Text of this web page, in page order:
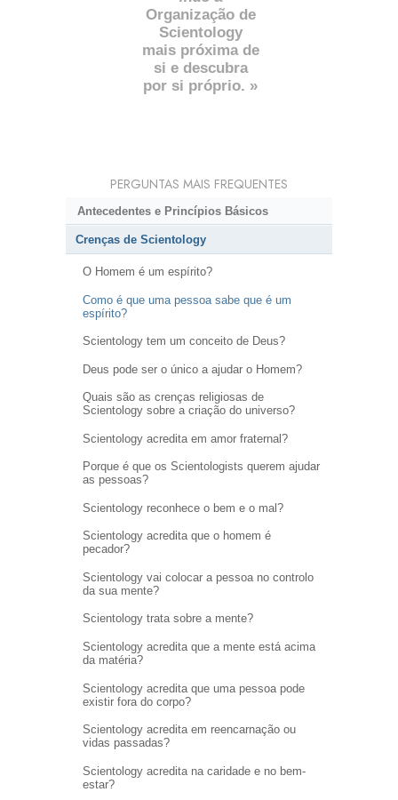
Organização de
Scientology
mais próxima de
si e descubra
por si próprio. »
PERGUNTAS MAIS FREQUENTES
Antecedentes e Princípios Básicos
Crenças de Scientology
O Homem é um espírito?
Como é que uma pessoa sabe que é um
espírito?
Scientology tem um conceito de Deus?
Deus pode ser o único a ajudar o Homem?
Quais são as crenças religiosas de
Scientology sobre a criação do universo?
Scientology acredita em amor fraternal?
Porque é que os Scientologists querem ajudar
as pessoas?
Scientology reconhece o bem e o mal?
Scientology acredita que o homem é
pecador?
Scientology vai colocar a pessoa no controlo
da sua mente?
Scientology trata sobre a mente?
Scientology acredita que a mente está acima
da matéria?
Scientology acredita que uma pessoa pode
existir fora do corpo?
Scientology acredita em reencarnação ou
vidas passadas?
Scientology acredita na caridade e no bem-
estar?